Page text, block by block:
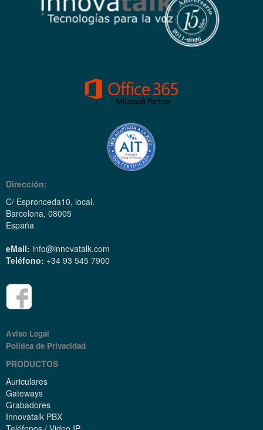
Dirección:
C/ Espronceda10, local.
Barcelona, 08005
España
eMail: info@innovatalk.com
Teléfono: +34 93 545 7900
Aviso Legal
Política de Privacidad
PRODUCTOS
Auriculares
Gateways
Grabadores
Innovatalk PBX